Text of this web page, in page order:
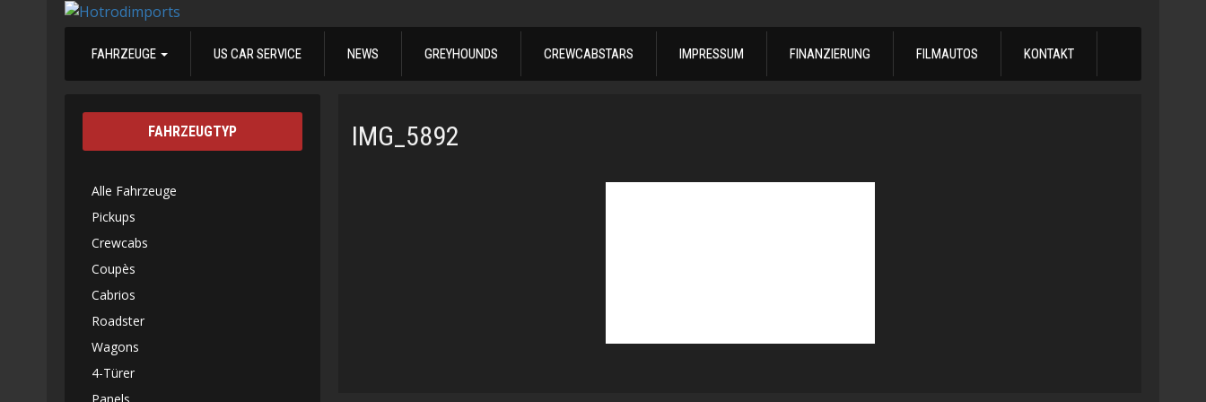
FAHRZEUGE US CAR SERVICE NEWS GREYHOUNDS CREWCABSTARS IMPRESSUM FINANZIERUNG FILMAUTOS KONTAKT
IMG_5892
FAHRZEUGTYP
Alle Fahrzeuge
Pickups
Crewcabs
Coupès
Cabrios
Roadster
Wagons
4-Türer